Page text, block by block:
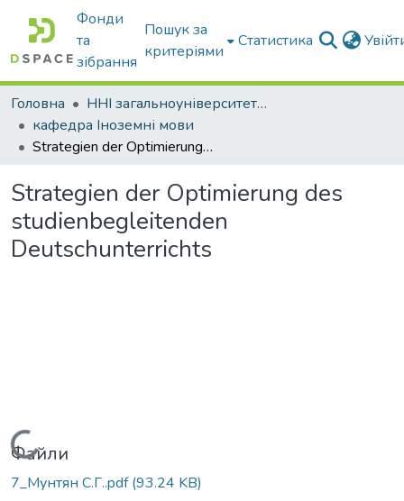
Фонди
та
зібрання
Пошук за
критеріями
Статистика
Головна
ННІ загальноуніверситетської підготовки
кафедра Іноземні мови
Strategien der Optimierung des studienbegleitenden Deutschunterrichts
Strategien der Optimierung des
studienbegleitenden
Deutschunterrichts
Вантажиться...
Файли
7_Мунтян С.Г..pdf(93.24 KB)